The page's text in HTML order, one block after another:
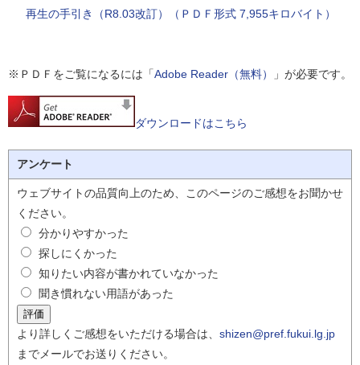
再生の手引き（R8.03改訂）（ＰＤＦ形式 7,955キロバイト）
※ＰＤＦをご覧になるには「Adobe Reader（無料） 」が必要です。
ダウンロードはこちら
アンケート
ウェブサイトの品質向上のため、このページのご感想をお聞かせ
ください。
分かりやすかった
探しにくかった
知りたい内容が書かれていなかった
聞き慣れない用語があった
より詳しくご感想をいただける場合は、 shizen@pref.fukui.lg.jp
までメールでお送りください。